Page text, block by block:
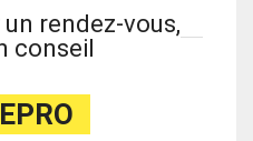
rendez-vous,
conseil